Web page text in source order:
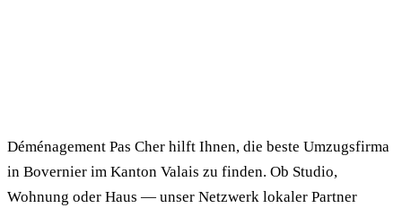
Déménagement Pas Cher hilft Ihnen, die beste Umzugsfirma
in Bovernier im Kanton Valais zu finden. Ob Studio,
Wohnung oder Haus — unser Netzwerk lokaler Partner